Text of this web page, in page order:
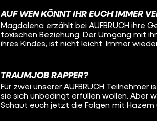
findet ihr hier wertvolle Links, die euch weiterhelfen
nachholen: https://
2/schulabschluss-nachholen Flüchtlingshilfe:
https://www.bamf.de/DE/Startseite/
Schuldenberatung: https://
KHm5vUxq-gIKA TikTok: https://
gehören auch zu #funk. Schaut da mal rein:
https://www.youtube.com/funkofficial Instagram:
https://www.instagram.com/funk TikTok: https://www.tiktok.com/@funk
AUF WEN KÖNNT IHR EUCH IMMER
Magdalena erzählt bei AUFBRUCH ihre
toxischen Beziehung. Der Umgang mit
ihres Kindes, ist nicht leicht. Immer
dabei unterstützt, könnt ihr euch in ihren
AUFBRUCH ansehen.
TRAUMJOB RAPPER?
Für zwei unserer AUFBRUCH
sie sich unbedingt erfüllen wollen. Aber
Schaut euch jetzt die Folgen mit Hazem